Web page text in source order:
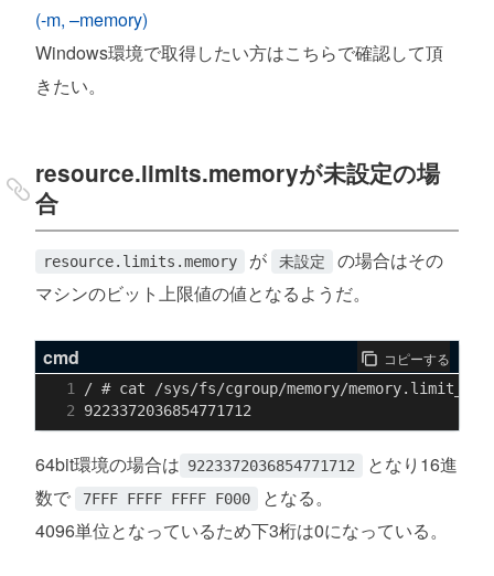
(-m, –memory)
Windows環境で取得したい方はこちらで確認して頂
きたい。
resource.limits.memoryが未設定の場
合
resource.limits.memory が 未設定
の場合はその
マシンのビット上限値の値となるようだ。
cmd コピーする
64bit環境の場合は 9223372036854771712
となり16進
数で
7FFF FFFF FFFF F000
となる。
4096単位となっているため下3桁は0になっている。